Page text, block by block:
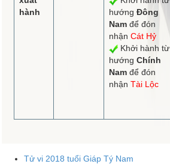
hành
hướng Đông
Namđể đón
nhận Cát Hỷ
Khởi hành từ
hướng Chính
Namđể đón
nhận Tài Lộc
Tử vi 2018 tuổi Giáp Tý Nam